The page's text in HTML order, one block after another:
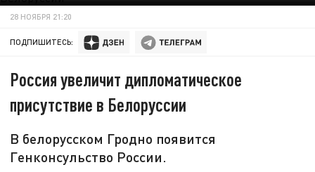
28 НОЯБРЯ 21:20
ПОДПИШИТЕСЬ:
Россия увеличит дипломатическое
присутствие в Белоруссии
В белорусском Гродно появится
Генконсульство России.